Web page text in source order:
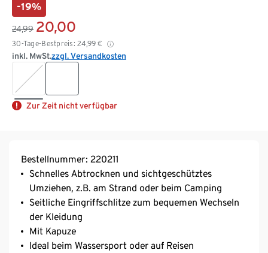
-19%
24,99 20,00
30-Tage-Bestpreis: 24,99 €
inkl. MwSt.zzgl. Versandkosten
Zur Zeit nicht verfügbar
Bestellnummer: 220211
Schnelles Abtrocknen und sichtgeschütztes
Umziehen, z.B. am Strand oder beim Camping
Seitliche Eingriffschlitze zum bequemen Wechseln
der Kleidung
Mit Kapuze
Ideal beim Wassersport oder auf Reisen